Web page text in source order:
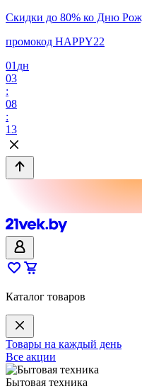
Скидки до 80% ко Дню
промокод HAPPY22
01 дн
03
:
08
:
13
Каталог товаров
Товары на каждый день
Все акции
Бытовая техника